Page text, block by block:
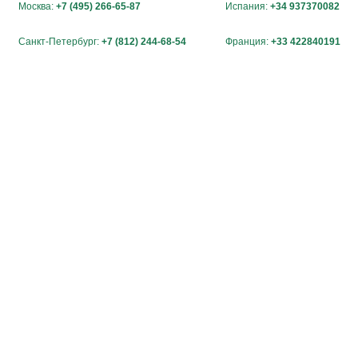
Москва: +7 (495) 266-65-87 Испания: +34 937370082
Санкт-Петербург: +7 (812) 244-68-54 Франция: +33 422840191